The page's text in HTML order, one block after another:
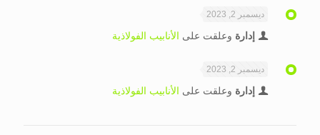
ديسمبر 2, 2023
إدارة وعلقت على الأنابيب الفولاذية
ديسمبر 2, 2023
إدارة وعلقت على الأنابيب الفولاذية